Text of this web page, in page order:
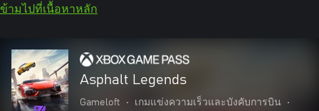
ข้ามไปที่เนื้อหาหลัก
Asphalt Legends
Gameloft • เกมแข่งความเร็วและบังคับการบิน
•